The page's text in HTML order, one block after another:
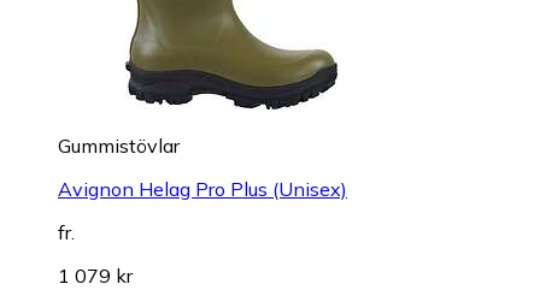
Gummistövlar
Avignon Helag Pro Plus (Unisex)
fr.
1 079 kr